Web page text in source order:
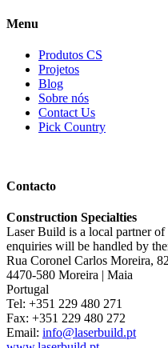
Menu
Produtos CS
Projetos
Blog
Sobre nós
Contact Us
Pick Country
Contacto
Construction Specialties
Laser Build is a local partner
enquiries will be handled by
Rua Coronel Carlos Moreira,
4470-580 Moreira | Maia
Portugal
Tel: +351 229 480 271
Fax: +351 229 480 272
Email: info@laserbuild.pt